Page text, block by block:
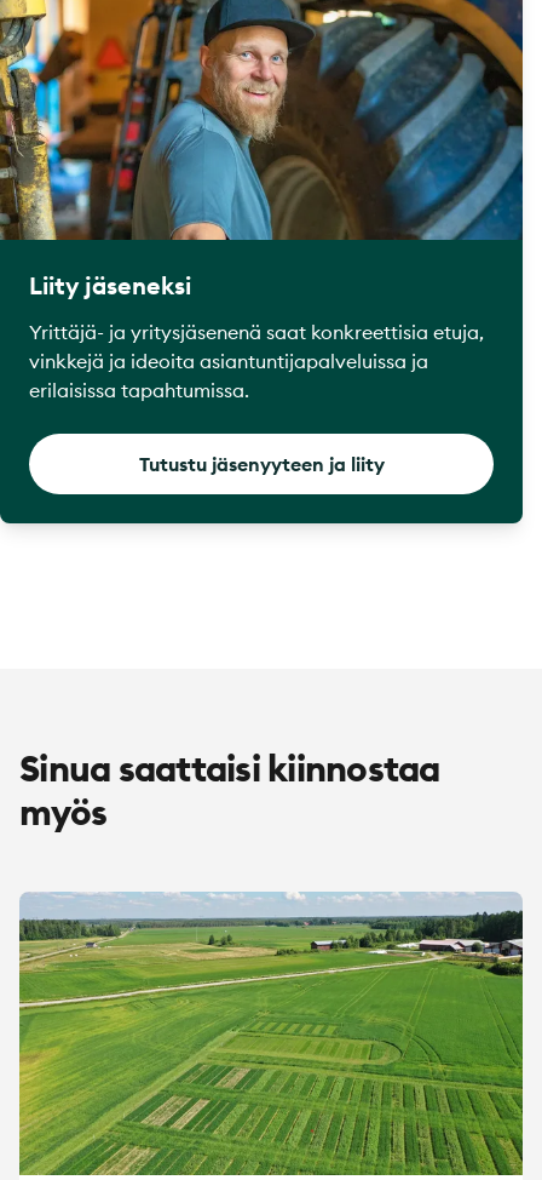
Liity jäseneksi
Yrittäjä- ja yritysjäsenenä saat konkreettisia etuja,
vinkkejä ja ideoita asiantuntijapalveluissa ja
erilaisissa tapahtumissa.
Tutustu jäsenyyteen ja liity
Sinua saattaisi kiinnostaa
myös